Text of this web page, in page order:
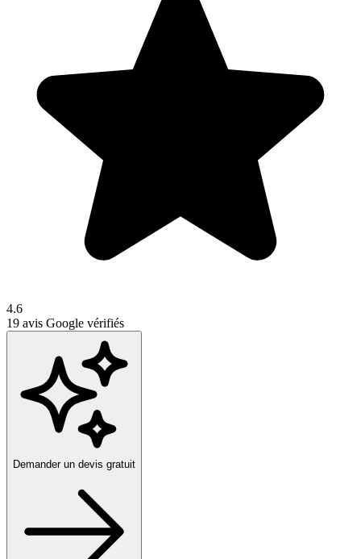
4.6
19 avis Google vérifiés
Demander un devis gratuit